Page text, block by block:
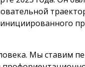
Мы ставим